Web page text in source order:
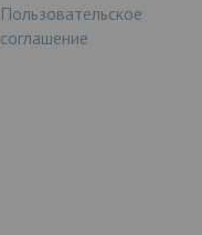
Пользовательское
соглашение